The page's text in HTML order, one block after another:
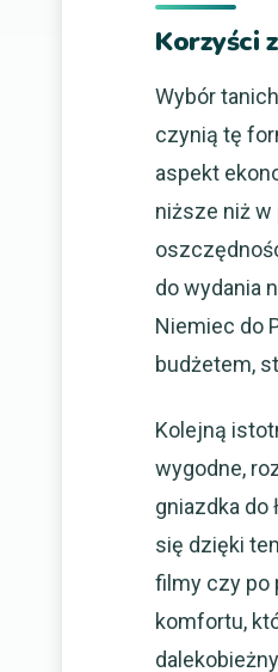
Korzyści
Wybór
czynią tę
aspekt
niższe niż
do wydania
Niemiec do
budżetem,
Kolejną
wygodne,
gniazdka do
się dzięki
filmy czy po
komfortu,